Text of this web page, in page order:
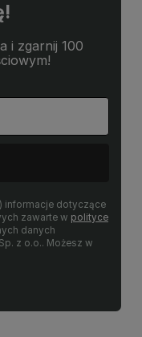
i zgarnij 100
informacje dotyczące
zawarte w polityce
danych
z o.o.. Możesz w